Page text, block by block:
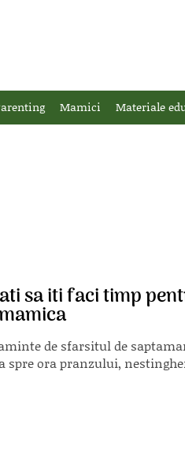
Mamici Materiale
sa iti faci timp
de sfarsitul de
spre ora pranzului,